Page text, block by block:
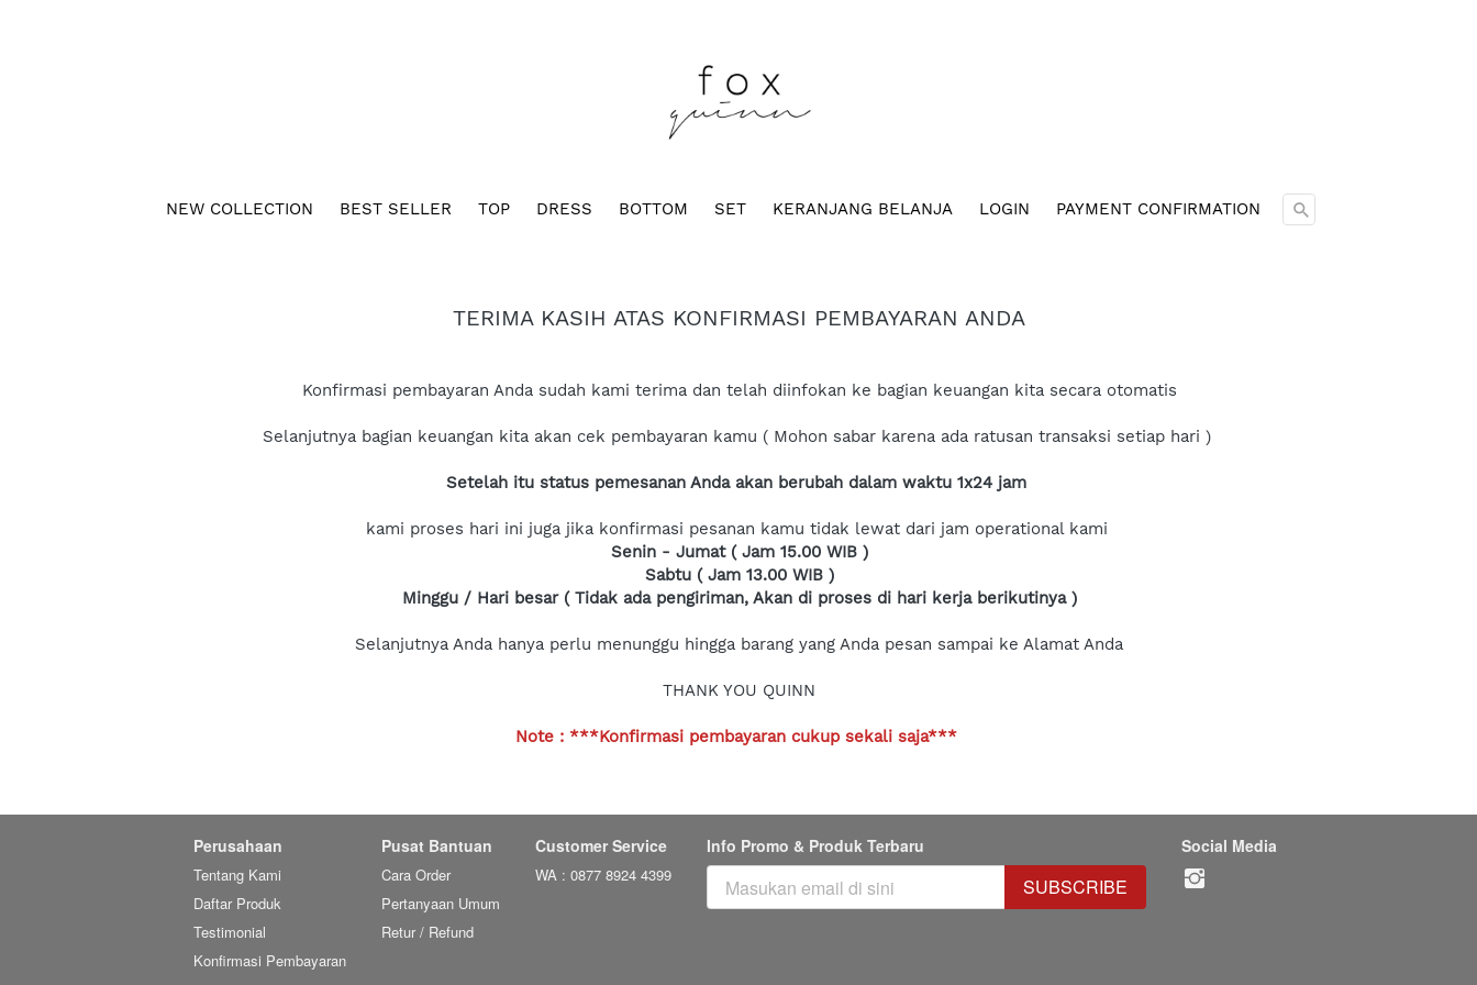
NEW COLLECTION BEST SELLER TOP DRESS BOTTOM SET KERANJANG BELANJA LOGIN PAYMENT CONFIRMATION
TERIMA KASIH ATAS KONFIRMASI PEMBAYARAN ANDA
Konfirmasi pembayaran Anda sudah kami terima dan telah diinfokan ke bagian keuangan kita secara otomatis
Selanjutnya bagian keuangan kita akan cek pembayaran kamu ( Mohon sabar karena ada ratusan transaksi setiap hari )
Setelah itu status pemesanan Anda akan berubah dalam waktu 1x24 jam
kami proses hari ini juga jika konfirmasi pesanan kamu tidak lewat dari jam operational kami
Senin - Jumat ( Jam 15.00 WIB )
Sabtu ( Jam 13.00 WIB )
Minggu / Hari besar ( Tidak ada pengiriman, Akan di proses di hari kerja berikutinya )
Selanjutnya Anda hanya perlu menunggu hingga barang yang Anda pesan sampai ke Alamat Anda
THANK YOU QUINN
Note : ***Konfirmasi pembayaran cukup sekali saja***
Perusahaan
Tentang Kami
Daftar Produk
Testimonial
Konfirmasi Pembayaran
Pusat Bantuan
Cara Order
Pertanyaan Umum
Retur / Refund
Customer Service
WA : 0877 8924 4399
Info Promo & Produk Terbaru
`
SUBSCRIBE
Social Media